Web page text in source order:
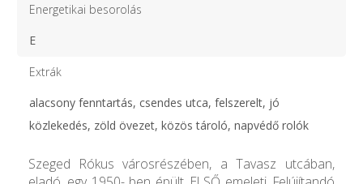
Energetikai besorolás
E
Extrák
alacsony fenntartás, csendes utca, felszerelt, jó
közlekedés, zöld övezet, közös tároló, napvédő rolók
Szeged Rókus városrészében, a Tavasz utcában,